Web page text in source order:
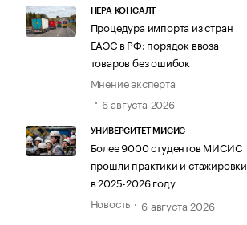
НЕРА КОНСАЛТ
Процедура импорта из стран
ЕАЭС в РФ: порядок ввоза
товаров без ошибок
Мнение эксперта
6 августа 2026
УНИВЕРСИТЕТ МИСИС
Более 9000 студентов МИСИС
прошли практики и стажировки
в 2025-2026 году
Новость
6 августа 2026